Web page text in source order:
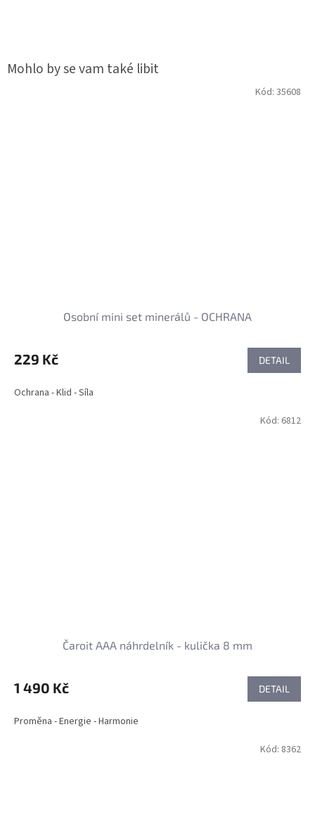
Osobní mini set minerálů - OCHRANA
229 Kč DETAIL
Ochrana - Klid - Síla
Kód: 35608
Čaroit AAA náhrdelník - kulička 8 mm
1 490 Kč DETAIL
Proměna - Energie - Harmonie
Kód: 6812
Kód: 8362